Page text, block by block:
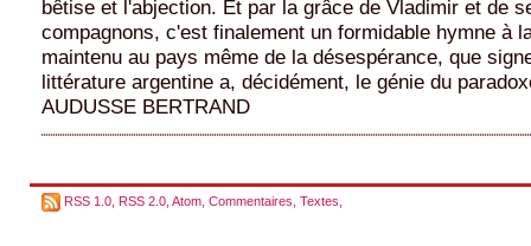
bêtise et l'abjection. Et par la grâce de Vladimir et de
compagnons, c'est finalement un formidable hymne à
maintenu au pays même de la désespérance, que
littérature argentine a, décidément, le génie du
AUDUSSE BERTRAND
RSS 1.0 RSS 2.0 Atom Commentaires Textes